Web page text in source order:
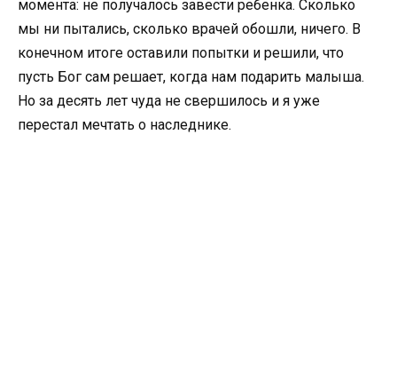
момента: не получалось завести ребенка. Сколько
мы ни пытались, сколько врачей обошли, ничего. В
конечном итоге оставили попытки и решили, что
пусть Бог сам решает, когда нам подарить малыша.
Но за десять лет чуда не свершилось и я уже
перестал мечтать о наследнике.